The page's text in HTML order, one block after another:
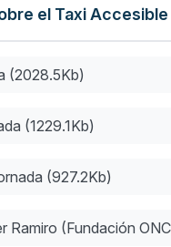
el Taxi
(2028.5Kb)
(1229.1Kb)
(927.2Kb)
Ramiro (Fundación